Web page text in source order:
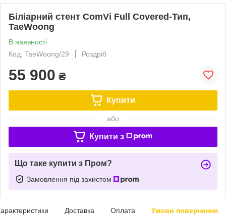
Біліарний стент ComVi Full Covered-Тип,
TaeWoong
В наявності
Код: TaeWoong/29
Роздріб
55 900 ₴
Купити
або
Купити з
Що таке купити з Пром?
Замовлення під захистом
Доставка Оплата Умови повернення